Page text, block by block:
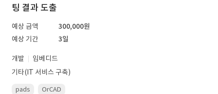
팅 결과 도출
예상 금액
300,000원
예상 기간
3일
개발
임베디드
기타(IT 서비스 구축)
pads OrCAD